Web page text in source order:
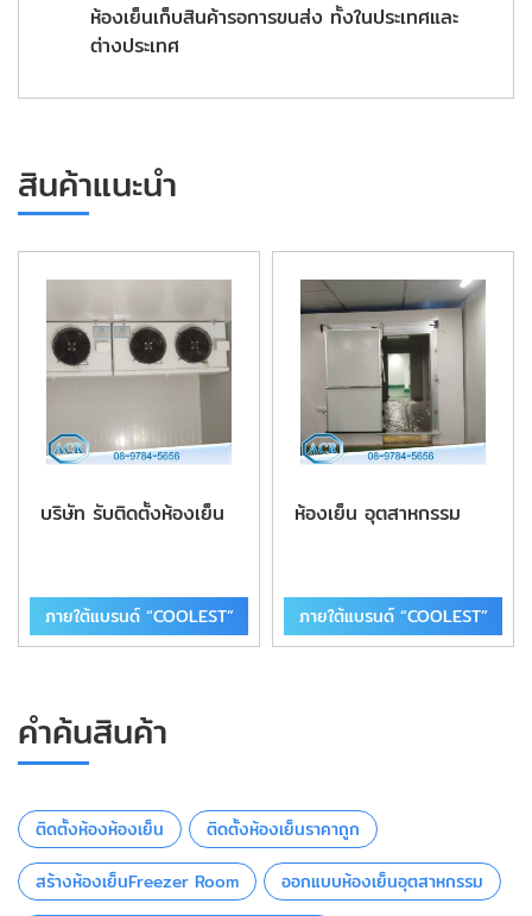
ห้องเย็นเก็บสินค้ารอการขนส่ง ทั้งในประเทศและ
ต่างประเทศ
สินค้าแนะนำ
บริษัท รับติดตั้งห้องเย็น
ภายใต้แบรนด์ “COOLEST”
ห้องเย็น อุตสาหกรรม
ภายใต้แบรนด์ “COOLEST”
คำค้นสินค้า
ติดตั้งห้องห้องเย็น
ติดตั้งห้องเย็นราคาถูก
สร้างห้องเย็นFreezer Room
ออกแบบห้องเย็นอุตสาหกรรม